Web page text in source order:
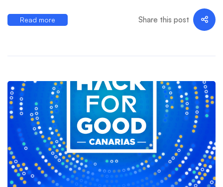
Read more Share this post